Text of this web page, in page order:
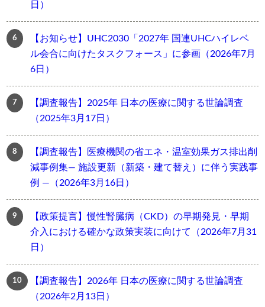
日）
【お知らせ】UHC2030「2027年 国連UHCハイレベ
ル会合に向けたタスクフォース」に参画（2026年7月
6日）
【調査報告】2025年 日本の医療に関する世論調査
（2025年3月17日）
【調査報告】医療機関の省エネ・温室効果ガス排出削
減事例集― 施設更新（新築・建て替え）に伴う実践事
例 ―（2026年3月16日）
【政策提言】慢性腎臓病（CKD）の早期発見・早期
介入における確かな政策実装に向けて（2026年7月31
日）
【調査報告】2026年 日本の医療に関する世論調査
（2026年2月13日）